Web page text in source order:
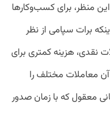
منظر، برای کسب‌و‌کارها
برات سپامی از نظر
نقدی، هزینه کمتری برای
معاملات مختلف را
معقول که با زمان صدور